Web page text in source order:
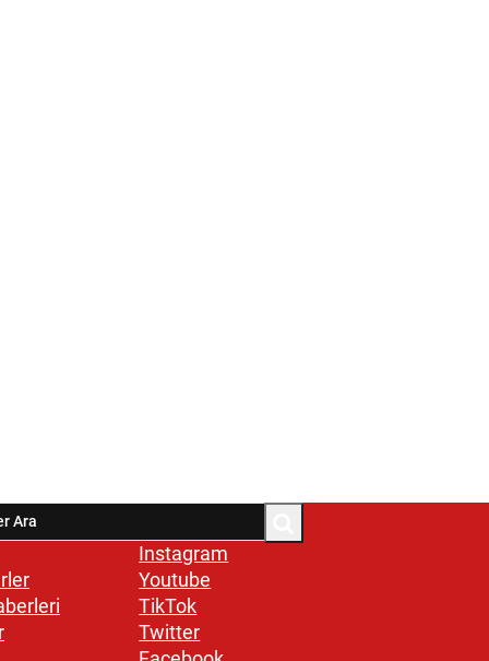
Instagram
Youtube
TikTok
Twitter